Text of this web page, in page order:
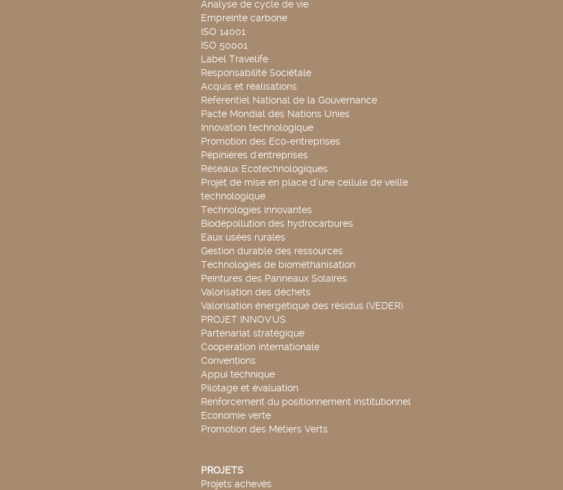
Analyse de cycle de vie
Empreinte carbone
ISO 14001
ISO 50001
Label Travelife
Responsabilité Sociétale
Acquis et réalisations
Référentiel National de la Gouvernance
Pacte Mondial des Nations Unies
Innovation technologique
Promotion des Eco-entreprises
Pépinières d'entreprises
Réseaux Ecotechnologiques
Projet de mise en place d’une cellule de veille
technologique
Technologies innovantes
Biodépollution des hydrocarbures
Eaux usées rurales
Gestion durable des ressources
Technologies de biométhanisation
Peintures des Panneaux Solaires
Valorisation des déchets
Valorisation énergétique des résidus (VEDER)
PROJET INNOV'US
Partenariat stratégique
Coopération internationale
Conventions
Appui technique
Pilotage et évaluation
Renforcement du positionnement institutionnel
Economie verte
Promotion des Métiers Verts
PROJETS
Projets achevés